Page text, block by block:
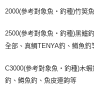
2000(參考對象魚・釣種)竹筴
2500(參考對象魚・釣種)黑鱸
全部、真鯛TENYA釣、鱒魚釣
C3000(參考對象魚・釣種)木
釣、鱒魚釣、魚皮連鉤等